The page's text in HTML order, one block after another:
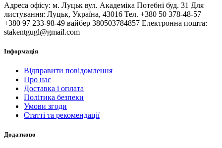
Адреса офісу: м. Луцьк вул. Академіка Потебні буд. 31 Для
листування: Луцьк, Україна, 43016 Тел. +380 50 378-48-57
+380 97 233-98-49 вайбер 380503784857 Електронна пошта:
stakentgugl@gmail.com
Інформація
Відправити повідомлення
Про нас
Доставка і оплата
Політика безпеки
Умови згоди
Статті та рекомендації
Додатково